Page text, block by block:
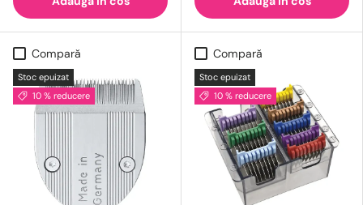
Compară
Stoc epuizat
10 % reducere
Compară
Stoc epuizat
10 % reducere